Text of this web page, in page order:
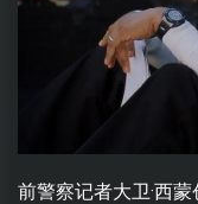
前警察记者大卫·西